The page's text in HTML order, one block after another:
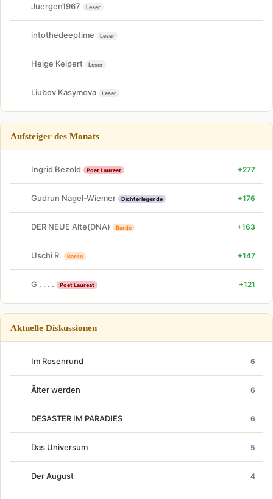
Juergen1967 Leser
intothedeeptime Leser
Helge Keipert Leser
Liubov Kasymova Leser
Aufsteiger des Monats
Ingrid Bezold Poet Laureat +277
Gudrun Nagel-Wiemer Dichterlegende +176
DER NEUE Alte(DNA) Barde +163
Uschi R. Barde +147
G . . . . Poet Laureat +121
Aktuelle Diskussionen
Im Rosenrund 6
Älter werden 6
DESASTER IM PARADIES 6
Das Universum 5
Der August 4